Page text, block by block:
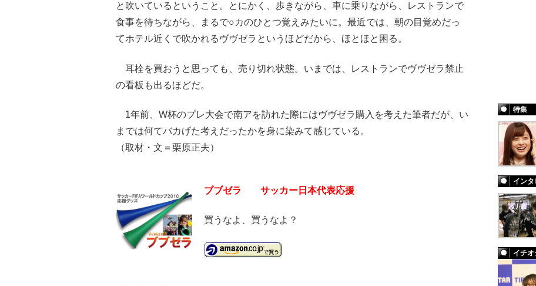
と吹いているということ。とにかく、歩きながら、車に乗りながら、レストランで
食事を待ちながら、まるで○カのひとつ覚えみたいに。最近では、朝の目覚めだっ
てホテル近くで吹かれるヴヴゼラというほどだから、ほとほと困る。
耳栓を買おうと思っても、売り切れ状態。いまでは、レストランでヴヴゼラ禁止
の看板も出るほどだ。
1年前、W杯のプレ大会で南アを訪れた際にはヴヴゼラ購入を考えた筆者だが、い
までは何てバカげた考えだったかを身に染みて感じている。
（取材・文＝栗原正夫）
ブブゼラ サッカー日本代表応援
買うなよ、買うなよ？
特集
イン
イチ